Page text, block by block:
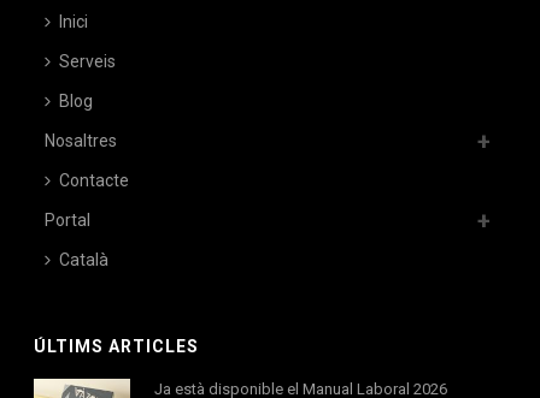
Inici
Serveis
Blog
Nosaltres
Contacte
Portal
Català
ÚLTIMS ARTICLES
Ja està disponible el Manual Laboral 2026